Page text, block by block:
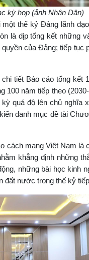
kỳ họp (ảnh Nhân Dân)
thế kỷ Đảng lãnh
là dịp tổng kết những
của Đảng; tiếp tục
tiết Báo cáo tổng kết
100 năm tiếp theo
quá độ lên chủ nghĩa
danh mục đề tài
cách mạng Việt Nam là
khẳng định những
những bài học kinh
đất nước trong thế kỷ